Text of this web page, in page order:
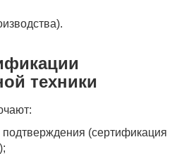
техники
(сертификация